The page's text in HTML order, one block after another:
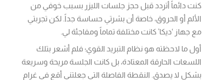
كنت دائماً أتردد قبل حجز جلسات الليزر بسبب خوفي من
الألم أو الحروق، خاصة أن بشرتي حساسة جداً. لكن تجربتي
مع جهاز ‘ديكا’ كانت مختلفة تماماً ومفاجئة لي.
أول ما لاحظته هو نظام التبريد القوي؛ فلم أشعر بتلك
اللسعات الحارقة المعتادة، بل كانت الجلسة مريحة وسريعة
بشكل لا يصدق. النقطة الفاصلة التي جعلتني أقع في غرام